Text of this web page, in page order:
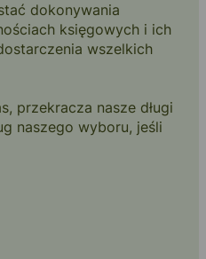
dokonywania
księgowych i ich
wszelkich
przekracza nasze długi
naszego wyboru, jeśli